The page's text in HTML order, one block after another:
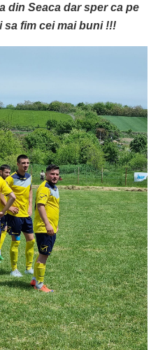
din Seaca dar sper ca pe
sa fim cei mai buni !!!